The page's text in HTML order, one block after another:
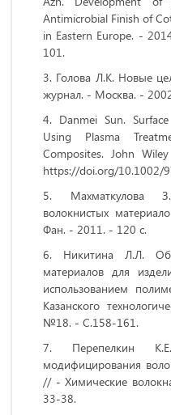
Antimicrobial Finish of
in Eastern Europe. -
101.
Голова Л.К. Новые
журнал. - Москва. -
Danmei Sun.
Using Plasma
Composites. John
https://doi.org/10.1002/
Махматкулова
волокнистых
Фан. - 2011. - 120 с.
Никитина Л.Л.
материалов для
использованием
Казанского
№18. - С.158-161.
Перепелкин
модифицирования
// - Химические
33-38.